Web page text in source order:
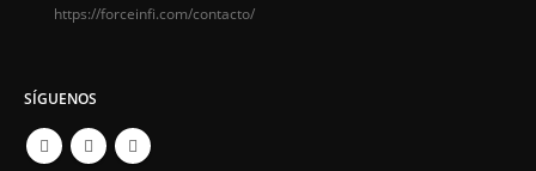
https://forceinfi.com/contacto/
SÍGUENOS